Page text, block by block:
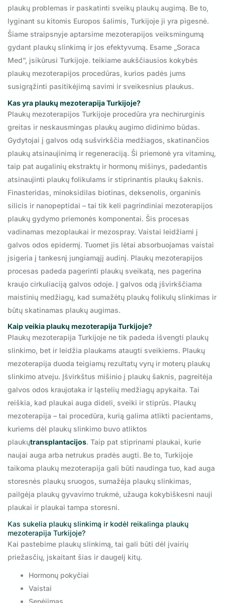
plaukų problemas ir paskatinti sveikų plaukų augimą. Be to,
lyginant su kitomis Europos šalimis, Turkijoje ji yra pigesnė.
Šiame straipsnyje aptarsime mezoterapijos veiksmingumą
gydant plaukų slinkimą ir jos efektyvumą. Esame „Soraca
Med”, įsikūrusi Turkijoje. teikiame aukščiausios kokybės
plaukų mezoterapijos procedūras, kurios padės jums
susigrąžinti pasitikėjimą savimi ir sveikesnius plaukus.
Kas yra plaukų mezoterapija Turkijoje?
Plaukų mezoterapijos Turkijoje procedūra yra nechirurginis
greitas ir neskausmingas plaukų augimo didinimo būdas.
Gydytojai į galvos odą sušvirkščia medžiagos, skatinančios
plaukų atsinaujinimą ir regeneraciją. Ši priemonė yra vitaminų,
taip pat augalinių ekstraktų ir hormonų mišinys, padedantis
atsinaujinti plaukų folikulams ir stiprinantis plaukų šaknis.
Finasteridas, minoksidilas biotinas, deksenolis, organinis
silicis ir nanopeptidai – tai tik keli pagrindiniai mezoterapijos
plaukų gydymo priemonės komponentai. Šis procesas
vadinamas mezoplaukai ir mezospray. Vaistai leidžiami į
galvos odos epidermį. Tuomet jis lėtai absorbuojamas vaistai
įsigeria į tankesnį jungiamąjį audinį. Plaukų mezoterapijos
procesas padeda pagerinti plaukų sveikatą, nes pagerina
kraujo cirkuliaciją galvos odoje. Į galvos odą įšvirkščiama
maistinių medžiagų, kad sumažėtų plaukų folikulų slinkimas ir
būtų skatinamas plaukų augimas.
Kaip veikia plaukų mezoterapija Turkijoje?
Plaukų mezoterapija Turkijoje ne tik padeda išvengti plaukų
slinkimo, bet ir leidžia plaukams ataugti sveikiems. Plaukų
mezoterapija duoda teigiamų rezultatų vyrų ir moterų plaukų
slinkimo atveju. Įšvirkštus mišinio į plaukų šaknis, pagreitėja
galvos odos kraujotaka ir ląstelių medžiagų apykaita. Tai
reiškia, kad plaukai auga dideli, sveiki ir stiprūs. Plaukų
mezoterapija – tai procedūra, kurią galima atlikti pacientams,
kuriems dėl plaukų slinkimo buvo atliktos
plaukųtransplantacijos. Taip pat stiprinami plaukai, kurie
naujai auga arba netrukus pradės augti. Be to, Turkijoje
taikoma plaukų mezoterapija gali būti naudinga tuo, kad auga
storesnės plaukų sruogos, sumažėja plaukų slinkimas,
pailgėja plaukų gyvavimo trukmė, užauga kokybiškesni nauji
plaukai ir plaukai tampa storesni.
Kas sukelia plaukų slinkimą ir kodėl reikalinga plaukų
mezoterapija Turkijoje?
Kai pastebime plaukų slinkimą, tai gali būti dėl įvairių
priežasčių, įskaitant šias ir daugelį kitų.
Hormonų pokyčiai
Vaistai